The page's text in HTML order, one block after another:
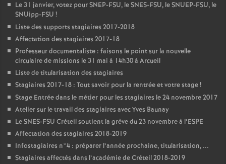
Le 31 janvier, votez pourSNEP-FSU, leSNES-FSU, leSNUEP-FSU, le
SNUipp-FSU !
Liste des supports stagiaires 2017-2018
Affectation des stagiaires 2017-18
Professeur documentaliste : faisons le point sur la nouvelle
circulaire de missions le 31 mai à 14h30 à Arcueil
Liste de titularisation des stagiaires
Stagiaires 2017-18 : Tout savoir pour la rentrée et votre stage!
Stage Entrée dans le métier pour les stagiaires le 24 novembre 2017
Atelier sur le travail des stagiaires avec Yves Baunay
LeSNES-FSU Créteil soutient la grève du 23 novembre à l’ESPE
Affectation des stagiaires 2018-2019
Infostagiaires n°4 : préparer l’année prochaine, titularisation, ...
Stagiaires affectés dans l’académie de Créteil 2018-2019